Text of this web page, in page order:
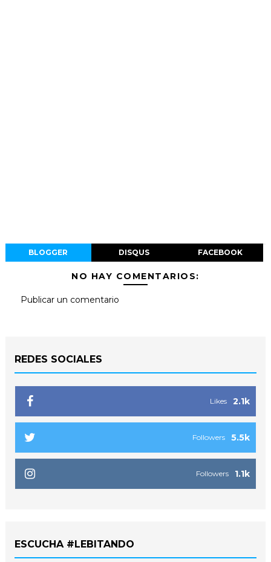
BLOGGER DISQUS FACEBOOK
NO HAY COMENTARIOS:
Publicar un comentario
REDES SOCIALES
2.1k
Likes
5.5k
Followers
1.1k
Followers
ESCUCHA #LEBITANDO